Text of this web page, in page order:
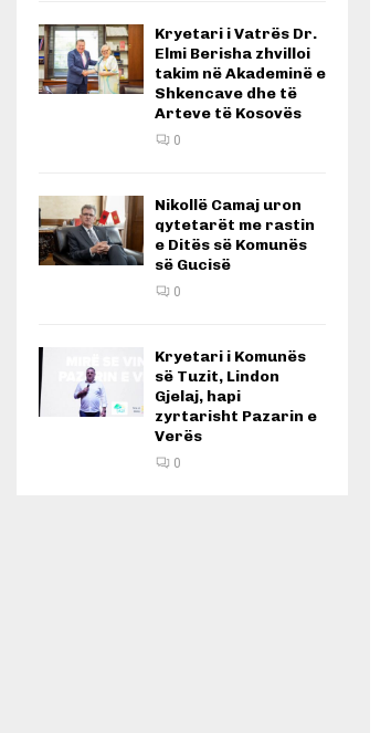
Kryetari i Vatrës Dr.
Elmi Berisha zhvilloi
takim në Akademinë e
Shkencave dhe të
Arteve të Kosovës
0
Nikollë Camaj uron
qytetarët me rastin
e Ditës së Komunës
së Gucisë
0
Kryetari i Komunës
së Tuzit, Lindon
Gjelaj, hapi
zyrtarisht Pazarin e
Verës
0